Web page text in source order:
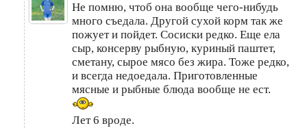
Не помню, чтоб она вообще чего-нибудь
много съедала. Другой сухой корм так же
пожует и пойдет. Сосиски редко. Еще ела
сыр, консерву рыбную, куриный паштет,
сметану, сырое мясо без жира. Тоже редко,
и всегда недоедала. Приготовленные
мясные и рыбные блюда вообще не ест.
Лет 6 вроде.